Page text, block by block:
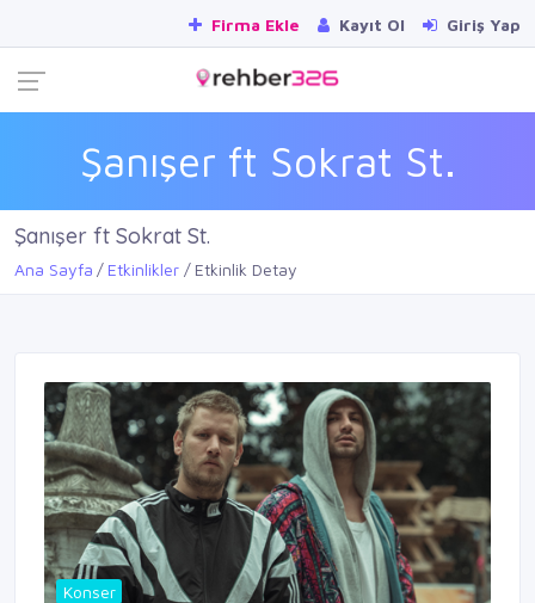
Firma Ekle Kayıt Ol Giriş Yap
Şanışer ft Sokrat St.
Şanışer ft Sokrat St.
Ana Sayfa Etkinlikler Etkinlik Detay
Konser